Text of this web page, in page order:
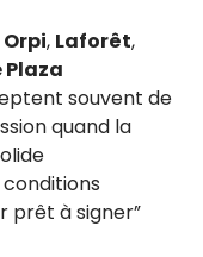
Orpi, Laforêt,
Plaza
souvent de
quand la
prêt à signer”